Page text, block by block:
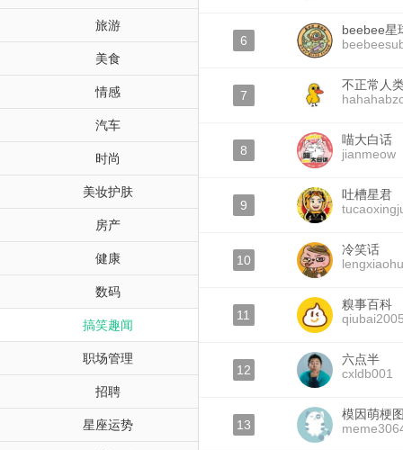
旅游
美食
情感
汽车
时尚
美妆护肤
房产
健康
数码
搞笑趣闻
职场管理
招聘
星座运势
6
beebee星
7
不正常人
8
喵大白话
jianmeow
9
吐槽星君
10
冷笑话
11
糗事百科
12
六点半
cxldb001
13
模因萌梗